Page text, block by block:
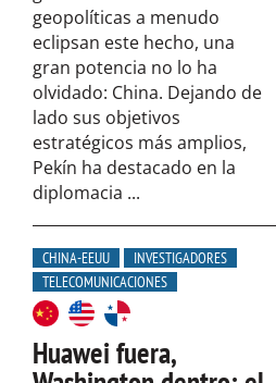
geopolíticas a menudo
eclipsan este hecho, una
gran potencia no lo ha
olvidado: China. Dejando de
lado sus objetivos
estratégicos más amplios,
Pekín ha destacado en la
diplomacia ...
CHINA-EEUU
INVESTIGADORES
TELECOMUNICACIONES
Huawei fuera,